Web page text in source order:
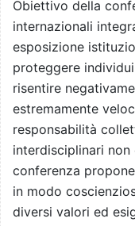
Obiettivo della
internazionali
esposizione
proteggere
risentire
estremamente
responsabilità
interdisciplinari
conferenza
in modo
diversi valori ed